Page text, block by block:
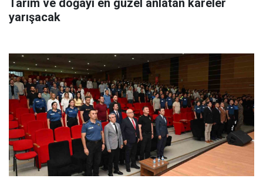
Tarım ve doğayı en güzel anlatan kareler
yarışacak